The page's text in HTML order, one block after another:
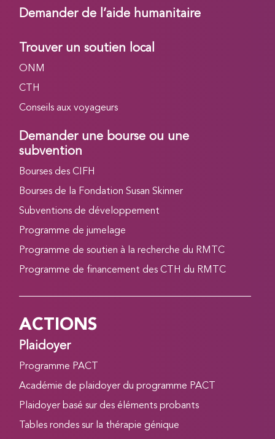
Demander de l’aide humanitaire
Trouver un soutien local
ONM
CTH
Conseils aux voyageurs
Demander une bourse ou une
subvention
Bourses des CIFH
Bourses de la Fondation Susan Skinner
Subventions de développement
Programme de jumelage
Programme de soutien à la recherche du RMTC
Programme de financement des CTH du RMTC
ACTIONS
Plaidoyer
Programme PACT
Académie de plaidoyer du programme PACT
Plaidoyer basé sur des éléments probants
Tables rondes sur la thérapie génique